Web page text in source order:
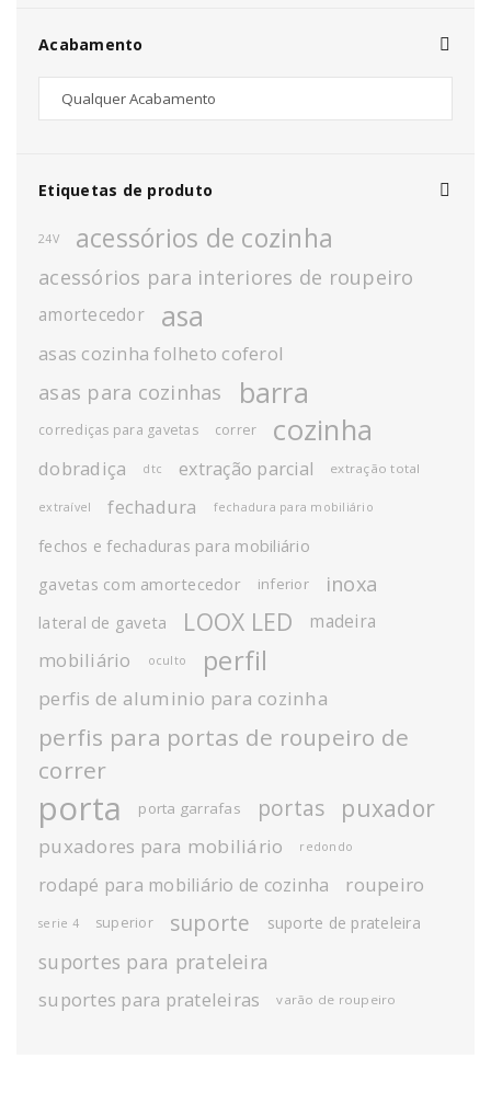
Acabamento
Etiquetas de produto
24V acessórios de cozinha
acessórios para interiores de roupeiro
amortecedor asa
asas cozinha folheto coferol
asas para cozinhas barra
corrediças para gavetas correr cozinha
dobradiça dtc extração parcial extração total
extraível fechadura fechadura para mobiliário
fechos e fechaduras para mobiliário
gavetas com amortecedor
inferior inoxa
lateral de gaveta LOOX LED madeira
mobiliário oculto perfil
perfis de aluminio para cozinha
perfis para portas de roupeiro de
correr
porta porta garrafas portas puxador
puxadores para mobiliário redondo
rodapé para mobiliário de cozinha roupeiro
serie 4 superior suporte suporte de prateleira
suportes para prateleira
suportes para prateleiras varão de roupeiro